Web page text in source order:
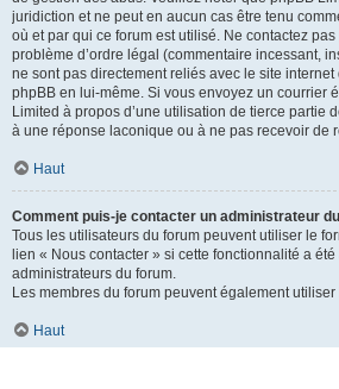
juridiction et ne peut en aucun cas être tenu
où et par qui ce forum est utilisé. Ne contactez
problème d’ordre légal (commentaire incessant,
ne sont pas directement reliés avec le site internet
phpBB en lui-même. Si vous envoyez un courrier
Limited à propos d’une utilisation de tierce partie
à une réponse laconique ou à ne pas recevoir de
Haut
Comment puis-je contacter un administrateur
Tous les utilisateurs du forum peuvent utiliser le
lien « Nous contacter » si cette fonctionnalité a
administrateurs du forum.
Les membres du forum peuvent également utiliser
Haut